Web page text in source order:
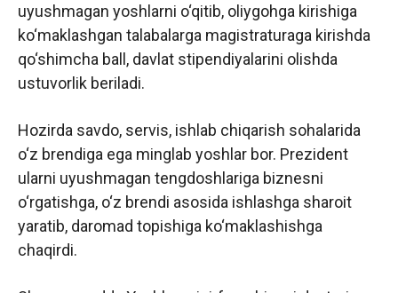
uyushmagan yoshlarni o‘qitib, oliygohga kirishiga
ko‘maklashgan talabalarga magistraturaga kirishda
qo‘shimcha ball, davlat stipendiyalarini olishda
ustuvorlik beriladi.
Hozirda savdo, servis, ishlab chiqarish sohalarida
o‘z brendiga ega minglab yoshlar bor. Prezident
ularni uyushmagan tengdoshlariga biznesni
o‘rgatishga, o‘z brendi asosida ishlashga sharoit
yaratib, daromad topishiga ko‘maklashishga
chaqirdi.